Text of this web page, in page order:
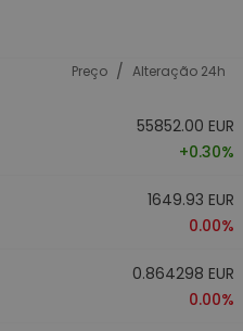
Preço / Alteração 24h
55852.00 EUR
+0.30%
1649.93 EUR
0.00%
0.864298 EUR
0.00%